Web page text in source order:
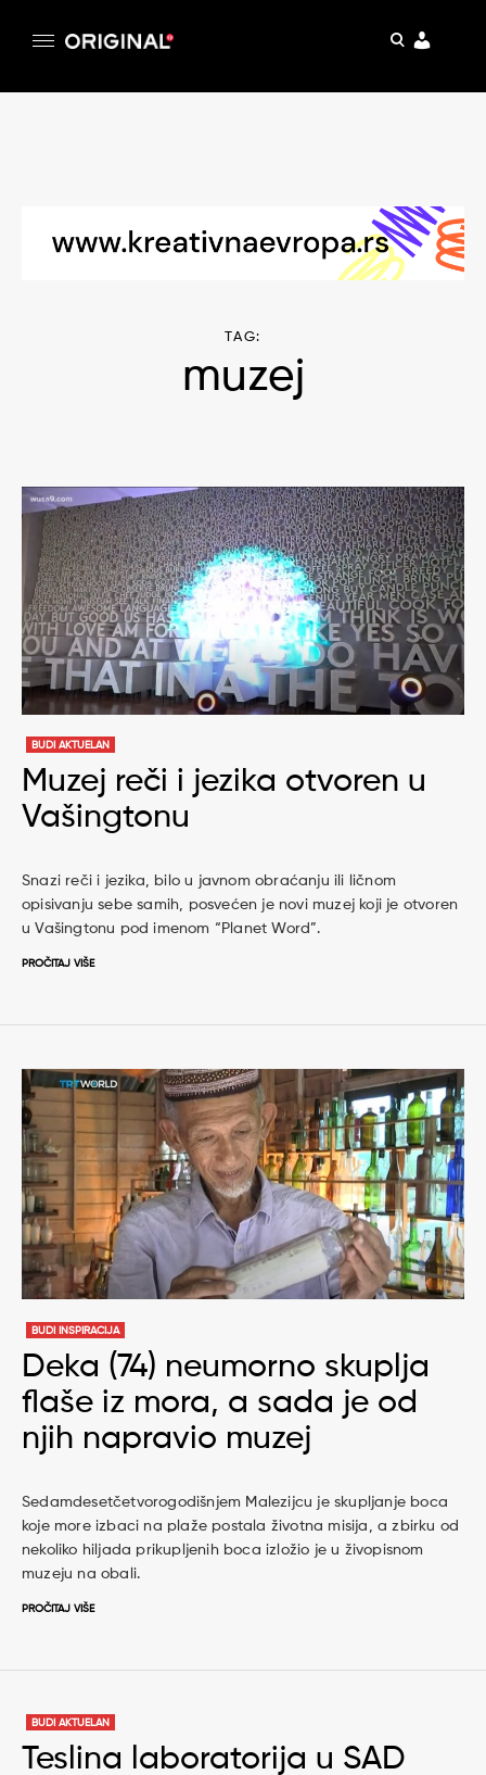
pretraga
TAG:
muzej
BUDI AKTUELAN
Muzej reči i jezika otvoren u
Vašingtonu
Snazi reči i jezika, bilo u javnom obraćanju ili ličnom
opisivanju sebe samih, posvećen je novi muzej koji je otvoren
u Vašingtonu pod imenom “Planet Word”.
PROČITAJ VIŠE
BUDI INSPIRACIJA
Deka (74) neumorno skuplja
flaše iz mora, a sada je od
njih napravio muzej
Sedamdesetčetvorogodišnjem Malezijcu je skupljanje boca
koje more izbaci na plaže postala životna misija, a zbirku od
nekoliko hiljada prikupljenih boca izložio je u živopisnom
muzeju na obali.
PROČITAJ VIŠE
BUDI AKTUELAN
Teslina laboratorija u SAD